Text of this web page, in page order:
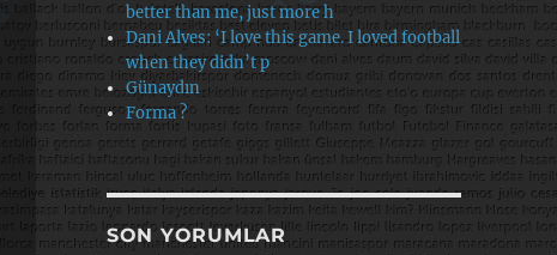
better than me, just more h
Dani Alves: ‘I love this game. I loved football
when they didn’t p
Günaydın
Forma ?
SON YORUMLAR